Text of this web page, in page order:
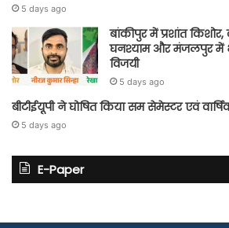
5 days ago
बांकीपुर में प्रशांत किशोर,
घनश्याम और मंजलपुर में
विजयी
5 days ago
बीटीईयूपी ने घोषित किया सम सेमेस्टर एवं
5 days ago
E-Paper